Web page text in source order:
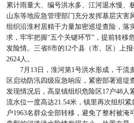
累计雨量大、编号洪水多、江河退水慢、
山东等地应急管理部门充分发挥基层灾害
组织沿淮村居精干力量加密巡堤查险，落
求，牢牢把握“五个关键环节”，提前转移
发险情。三省8市的12个县（市、区）上
2624人。
7月13日，淮河第1号洪水形成，干流
区启动防汛四级应急响应，紧密部署巡堤
发现情况后，高皇镇组织危险区17户48人
流水位一度高达21.54米，镇里再次组织
户1963名群众全部转移，避免了整村被淹